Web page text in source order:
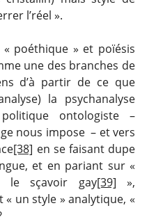
l’réel ».
« poéthique » et poïésis
une des branches de
d’à partir de ce que
la psychanalyse
ontologiste –
nous impose – et vers
[38] en se faisant dupe
et en pariant sur «
le sçavoir gay[39] »,
« un style » analytique, «